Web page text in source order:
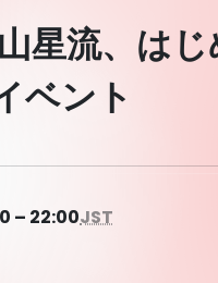
星流、はじ
ベント
– 22:00JST